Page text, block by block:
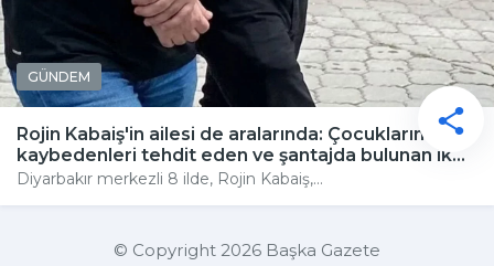
GÜNDEM
Rojin Kabaiş'in ailesi de aralarında: Çocuklarını
kaybedenleri tehdit eden ve şantajda bulunan ik...
Diyarbakır merkezli 8 ilde, Rojin Kabaiş,...
© Copyright 2026 Başka Gazete